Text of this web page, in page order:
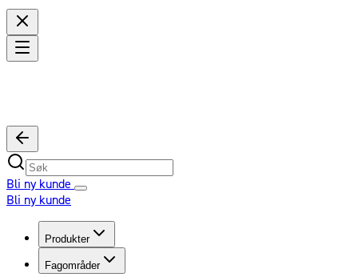
Bli ny kunde
Bli ny kunde
Produkter
Fagområder